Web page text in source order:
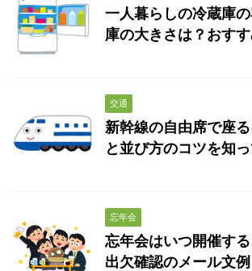
一人暮らしの冷蔵庫
庫の大きさは？おすす
交通
新幹線の自由席で座
と並び方のコツを知っ
忘年会
忘年会はいつ開催す
出欠確認のメール文例